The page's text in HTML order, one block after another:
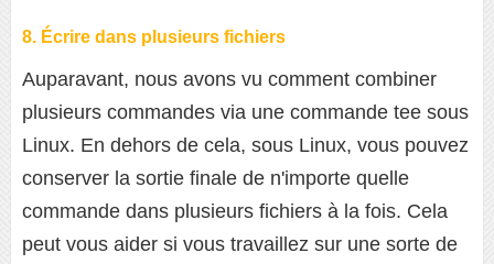
8. Écrire dans plusieurs fichiers
Auparavant, nous avons vu comment combiner
plusieurs commandes via une commande tee sous
Linux. En dehors de cela, sous Linux, vous pouvez
conserver la sortie finale de n'importe quelle
commande dans plusieurs fichiers à la fois. Cela
peut vous aider si vous travaillez sur une sorte de